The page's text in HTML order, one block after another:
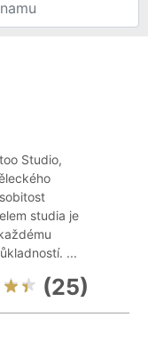
Studio,
studia je
...
(25)